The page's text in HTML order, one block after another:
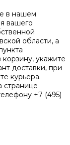
в нашем
вашего
области, а
корзину, укажите
доставки, при
курьера.
странице
+7 (495)